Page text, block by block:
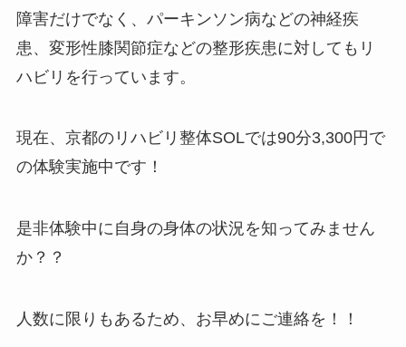
障害だけでなく、パーキンソン病などの神経疾
患、変形性膝関節症などの整形疾患に対してもリ
ハビリを行っています。
現在、京都のリハビリ整体SOLでは90分3,300円で
の体験実施中です！
是非体験中に自身の身体の状況を知ってみません
か？？
人数に限りもあるため、お早めにご連絡を！！